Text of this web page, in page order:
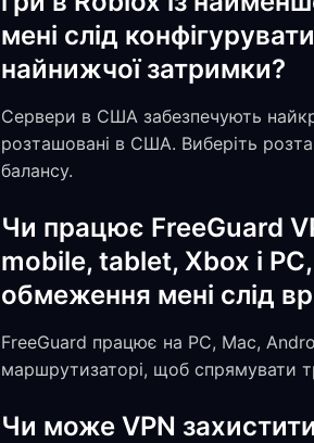
мені слід
найнижчої затримки?
Сервери в США забезпечують
розташовані в США. Виберіть
балансу.
Чи працює FreeGuard
mobile, tablet, Xbox і PC,
обмеження мені слід
FreeGuard працює на PC, Mac,
маршрутизаторі, щоб спрямувати
Чи може VPN захистити